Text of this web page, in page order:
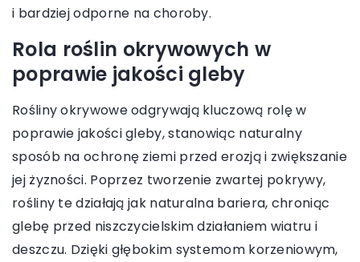
i bardziej odporne na choroby.
Rola roślin okrywowych w
poprawie jakości gleby
Rośliny okrywowe odgrywają kluczową rolę w
poprawie jakości gleby, stanowiąc naturalny
sposób na ochronę ziemi przed erozją i zwiększanie
jej żyzności. Poprzez tworzenie zwartej pokrywy,
rośliny te działają jak naturalna bariera, chroniąc
glebę przed niszczycielskim działaniem wiatru i
deszczu. Dzięki głębokim systemom korzeniowym,